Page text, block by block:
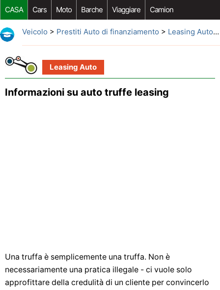
CASA Cars Moto Barche Viaggiare Camion
Riparazione Auto Acquisto Auto Car Opzioni Aftermarket
Veicolo > Prestiti Auto di finanziamento > Leasing Auto>
Leasing Auto
Informazioni su auto truffe leasing
Una truffa è semplicemente una truffa. Non è
necessariamente una pratica illegale - ci vuole solo
approfittare della credulità di un cliente per convincerlo